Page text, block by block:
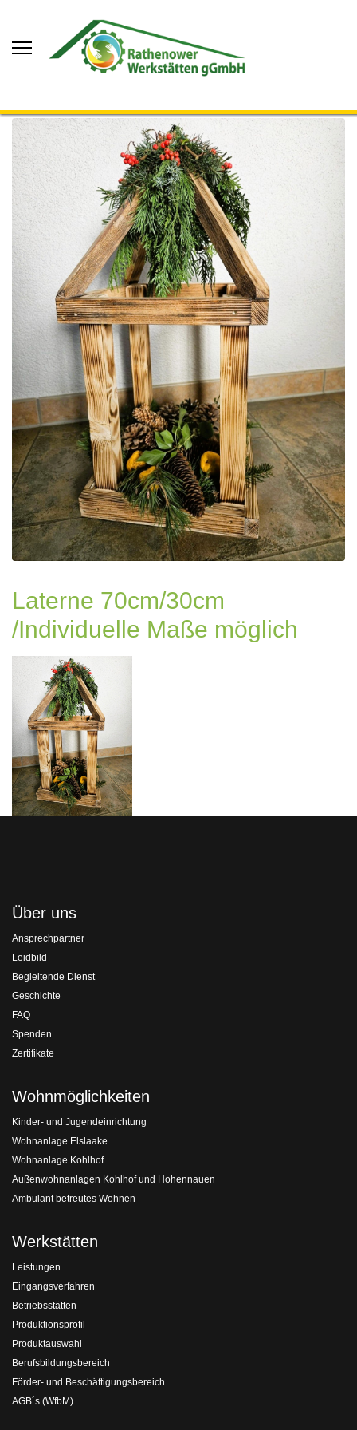
Laterne 70cm/30cm
/Individuelle Maße möglich
Über uns
Ansprechpartner
Leidbild
Begleitende Dienst
Geschichte
FAQ
Spenden
Zertifikate
Wohnmöglichkeiten
Kinder- und Jugendeinrichtung
Wohnanlage Elslaake
Wohnanlage Kohlhof
Außenwohnanlagen Kohlhof und Hohennauen
Ambulant betreutes Wohnen
Werkstätten
Leistungen
Eingangsverfahren
Betriebsstätten
Produktionsprofil
Produktauswahl
Berufsbildungsbereich
Förder- und Beschäftigungsbereich
AGB´s (WfbM)